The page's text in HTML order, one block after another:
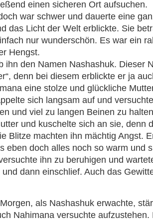
einen sicheren Ort aufsuchen.
war schwer und dauerte eine
das Licht der Welt erblickte. Sie
nur wunderschön. Es war ein
Hengst.
ihn den Namen Nashashuk. Dieser
denn bei diesem erblickte er ja
eine stolze und glückliche
sich langsam auf und
und viel zu langen Beinen zu
und kuschelte sich an sie, denn
Blitze machten ihn mächtig Angst.
eben doch alles noch so warm und
ihn zu beruhigen und
dann einschlief. Auch das
als Nashashuk erwachte,
Nahimana versuchte aufzustehen.